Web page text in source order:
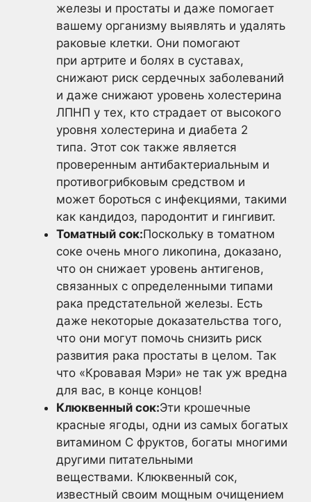
железы и простаты и даже помогает
вашему организму выявлять и удалять
раковые клетки. Они помогают
при артрите и болях в суставах,
снижают риск сердечных заболеваний
и даже снижают уровень холестерина
ЛПНП у тех, кто страдает от высокого
уровня холестерина и диабета 2
типа. Этот сок также является
проверенным антибактериальным и
противогрибковым средством и
может бороться с инфекциями, такими
как кандидоз, пародонтит и гингивит.
Томатный сок:Поскольку в томатном
соке очень много ликопина, доказано,
что он снижает уровень антигенов,
связанных с определенными типами
рака предстательной железы. Есть
даже некоторые доказательства того,
что они могут помочь снизить риск
развития рака простаты в целом. Так
что «Кровавая Мэри» не так уж вредна
для вас, в конце концов!
Клюквенный сок:Эти крошечные
красные ягоды, одни из самых богатых
витамином С фруктов, богаты многими
другими питательными
веществами. Клюквенный сок,
известный своим мощным очищением